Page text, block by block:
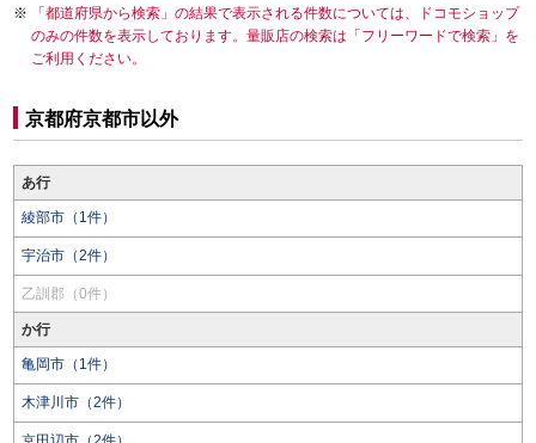
「都道府県から検索」の結果で表示される件数については、ドコモショップ
のみの件数を表示しております。量販店の検索は「フリーワードで検索」を
ご利用ください。
京都府京都市以外
あ行
綾部市（1件）
宇治市（2件）
乙訓郡（0件）
か行
亀岡市（1件）
木津川市（2件）